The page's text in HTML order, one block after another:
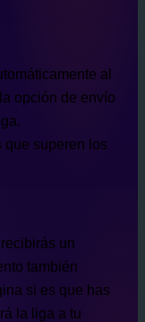
al
opción de envío
que superen los
un
también
si es que has
la liga a tu